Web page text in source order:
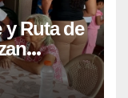
y Ruta de
en